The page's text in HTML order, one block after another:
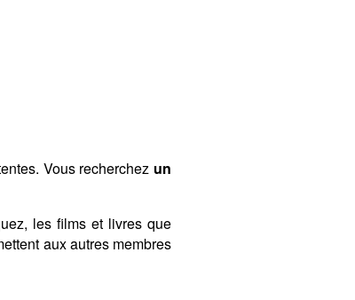
Vous recherchez un
les films et livres que
aux autres membres